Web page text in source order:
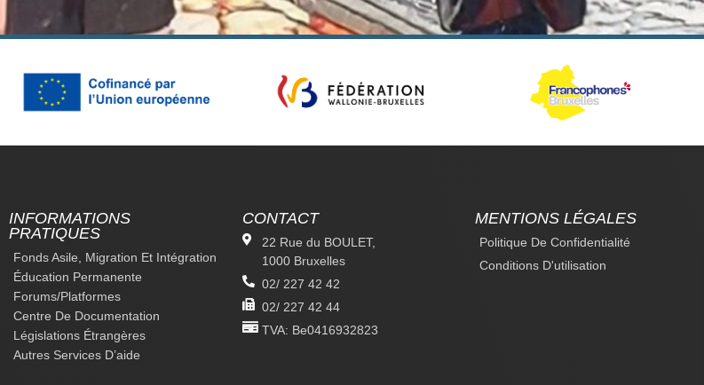
INFORMATIONS
PRATIQUES
Fonds Asile, Migration Et Intégration
Éducation Permanente
Forums/platformes
Centre De Documentation
Législations Étrangères
Autres Services D’aide
CONTACT
22 Rue du BOULET,
1000 Bruxelles
02/ 227 42 42
02/ 227 42 44
TVA: Be0416932823
MENTIONS LÉGALES
Politique De Confidentialité
Conditions D'utilisation